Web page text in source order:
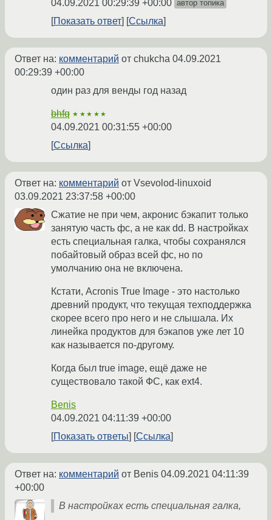
04.09.2021 00:29:39 +00:00 автор топика
Показать ответ Ссылка
Ответ на: комментарий от chukcha 04.09.2021
00:29:39 +00:00
один раз для венды год назад
bhfq ★★★★★
04.09.2021 00:31:55 +00:00
Ссылка
Ответ на: комментарий от Vsevolod-linuxoid
03.09.2021 23:37:58 +00:00
Сжатие не при чем, акронис бэкапит только
занятую часть фс, а не как dd. В настройках
есть специальная галка, чтобы сохранялся
побайтовый образ всей фс, но по
умолчанию она не включена.
Кстати, Acronis True Image - это настолько
древний продукт, что текущая техподдержка
скорее всего про него и не слышала. Их
линейка продуктов для бэкапов уже лет 10
как называется по-другому.
Когда был true image, ещё даже не
существовало такой ФС, как ext4.
Benis
04.09.2021 04:11:39 +00:00
Показать ответы
Ссылка
Ответ на: комментарий от Benis 04.09.2021 04:11:39
+00:00
В настройках есть специальная галка,